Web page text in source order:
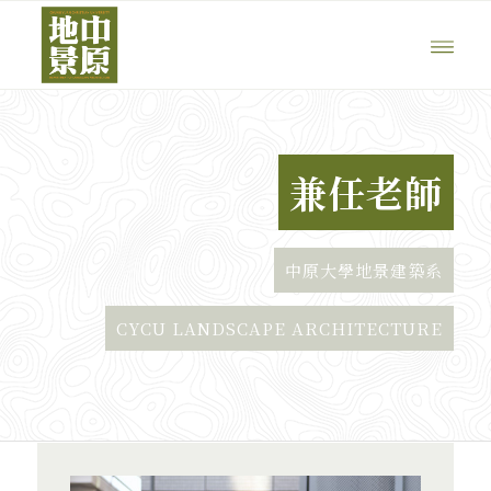
兼任老師
中原大學地景建築系
CYCU LANDSCAPE ARCHITECTURE